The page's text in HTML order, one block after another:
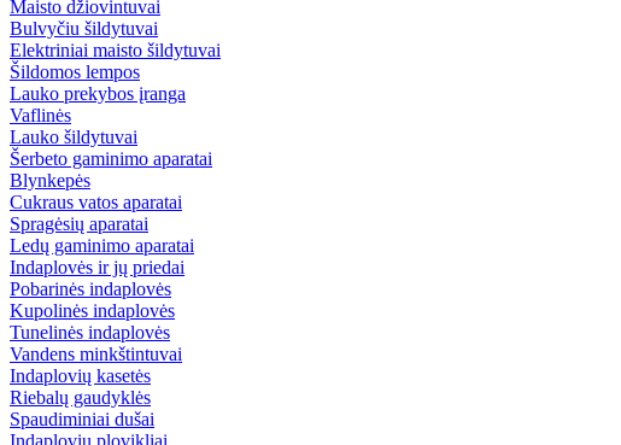
Maisto džiovintuvai
Bulvyčiu šildytuvai
Elektriniai maisto šildytuvai
Šildomos lempos
Lauko prekybos įranga
Vaflinės
Lauko šildytuvai
Šerbeto gaminimo aparatai
Blynkepės
Cukraus vatos aparatai
Spragėsių aparatai
Ledų gaminimo aparatai
Indaplovės ir jų priedai
Pobarinės indaplovės
Kupolinės indaplovės
Tunelinės indaplovės
Vandens minkštintuvai
Indaplovių kasetės
Riebalų gaudyklės
Spaudiminiai dušai
Indaplovių plovikliai